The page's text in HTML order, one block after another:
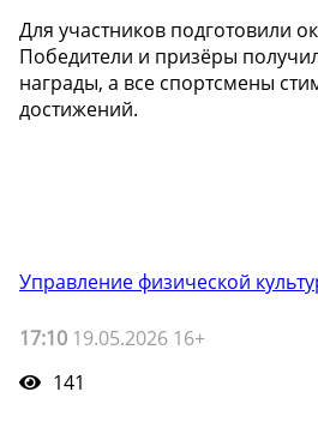
Для участников подготовили
Победители и призёры
награды, а все спортсмены
достижений.
Управление физической
17:10 19.05.2026 16+
141